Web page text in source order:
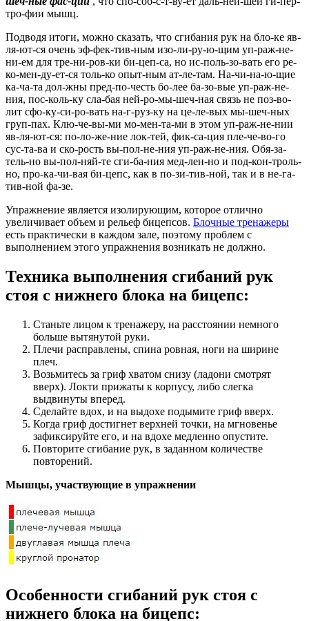
тро-фии мышц.
Подводя итоги, можно сказать, что сгибания рук на бло-ке яв-
ля-ют-ся очень эф-фек-тив-ным изо-ли-ру-ю-щим уп-раж-не-
ни-ем для тре-ни-ров-ки би-цеп-са, но ис-поль-зо-вать его ре-
ко-мен-ду-ет-ся толь-ко опыт-ным ат-ле-там. На-чи-на-ю-щие
ка-ча-та дол-жны пред-по-честь бо-лее ба-зо-вые уп-раж-не-
ния, пос-коль-ку сла-бая ней-ро-мы-шеч-ная связь не поз-во-
лит сфо-ку-си-ро-вать на-г-руз-ку на це-ле-вых мы-шеч-ных
груп-пах. Клю-че-вы-ми мо-мен-та-ми в этом уп-раж-не-нии
яв-ля-ют-ся: по-ло-же-ние лок-тей, фик-са-ция пле-че-во-го
сус-та-ва и ско-рость вы-пол-не-ния уп-раж-не-ния. Обя-за-
тель-но вы-пол-няй-те сги-ба-ния мед-лен-но и под-кон-троль-
но, про-ка-чи-вая би-цепс, как в по-зи-тив-ной, так и в не-га-
тив-ной фа-зе.
Упражнение является изолирующим, которое отлично
увеличивает объем и рельеф бицепсов. Блочные тренажеры
есть практически в каждом зале, поэтому проблем с
выполнением этого упражнения возникать не должно.
Техника выполнения сгибаний рук
стоя с нижнего блока на бицепс:
Станьте лицом к тренажеру, на расстоянии немного
больше вытянутой руки.
Плечи расправлены, спина ровная, ноги на ширине
плеч.
Возьмитесь за гриф хватом снизу (ладони смотрят
вверх). Локти прижаты к корпусу, либо слегка
выдвинуты вперед.
Сделайте вдох, и на выдохе подымите гриф вверх.
Когда гриф достигнет верхней точки, на мгновенье
зафиксируйте его, и на вдохе медленно опустите.
Повторите сгибание рук, в заданном количестве
повторений.
Мышцы, участвующие в упражнении
Особенности сгибаний рук стоя с
нижнего блока на бицепс: